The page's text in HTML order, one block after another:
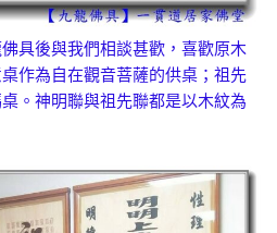
具後與我們相談甚歡，喜歡原木
作為自在觀音菩薩的供桌；祖先
。神明聯與祖先聯都是以木紋為